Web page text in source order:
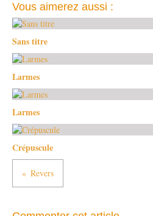
Vous aimerez aussi :
Sans titre
Larmes
Larmes
Crépuscule
Revers